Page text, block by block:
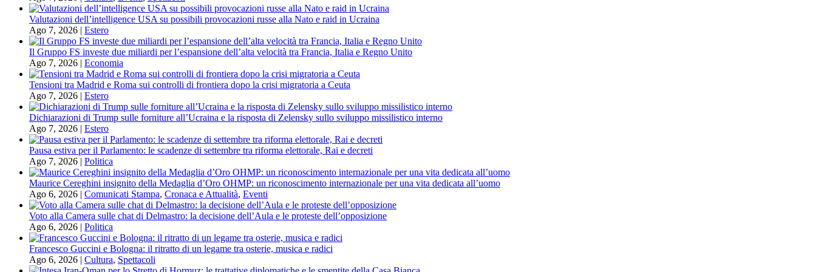
Valutazioni dell’intelligence USA su possibili provocazioni russe alla Nato e raid in Ucraina
Ago 7, 2026 | Estero
Il Gruppo FS investe due miliardi per l’espansione dell’alta velocità tra Francia, Italia e Regno Unito
Ago 7, 2026 | Economia
Tensioni tra Madrid e Roma sui controlli di frontiera dopo la crisi migratoria a Ceuta
Ago 7, 2026 | Estero
Dichiarazioni di Trump sulle forniture all’Ucraina e la risposta di Zelensky sullo sviluppo missilistico interno
Ago 7, 2026 | Estero
Pausa estiva per il Parlamento: le scadenze di settembre tra riforma elettorale, Rai e decreti
Ago 7, 2026 | Politica
Maurice Cereghini insignito della Medaglia d’Oro OHMP: un riconoscimento internazionale per una vita dedicata all’uomo
Ago 6, 2026 | Comunicati Stampa, Cronaca e Attualità, Eventi
Voto alla Camera sulle chat di Delmastro: la decisione dell’Aula e le proteste dell’opposizione
Ago 6, 2026 | Politica
Francesco Guccini e Bologna: il ritratto di un legame tra osterie, musica e radici
Ago 6, 2026 | Cultura, Spettacoli